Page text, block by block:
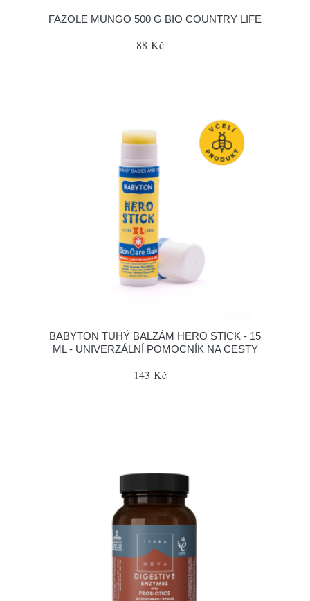
FAZOLE MUNGO 500 G BIO COUNTRY LIFE
88 Kč
BABYTON TUHÝ BALZÁM HERO STICK - 15
ML - UNIVERZÁLNÍ POMOCNÍK NA CESTY
143 Kč